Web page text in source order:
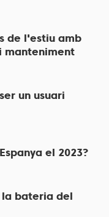
de l'estiu amb
manteniment
un usuari
el 2023?
bateria del